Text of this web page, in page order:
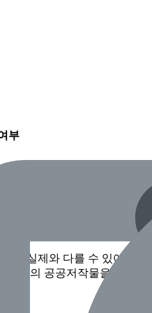
부
로 실제와 다를 수 있어요.
부의 공공저작물을 이용한